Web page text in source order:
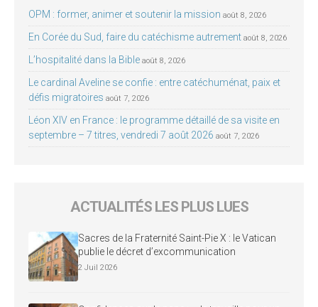
OPM : former, animer et soutenir la mission août 8, 2026
En Corée du Sud, faire du catéchisme autrement août 8, 2026
L’hospitalité dans la Bible août 8, 2026
Le cardinal Aveline se confie : entre catéchuménat, paix et
défis migratoires août 7, 2026
Léon XIV en France : le programme détaillé de sa visite en
septembre – 7 titres, vendredi 7 août 2026 août 7, 2026
ACTUALITÉS LES PLUS LUES
Sacres de la Fraternité Saint-Pie X : le Vatican
publie le décret d’excommunication
2 Juil 2026